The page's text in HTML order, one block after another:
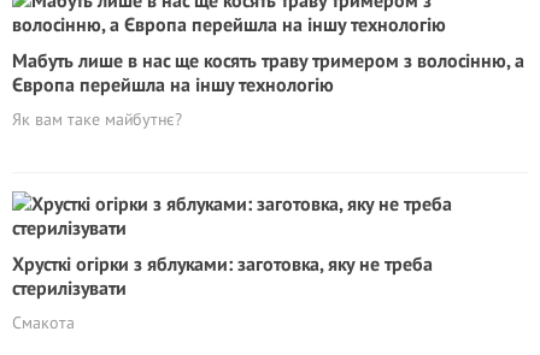
Мабуть лише в нас ще косять траву тримером з волосінню, а
Європа перейшла на іншу технологію
Як вам таке майбутнє?
Хрусткі огірки з яблуками: заготовка, яку не треба
стерилізувати
Смакота